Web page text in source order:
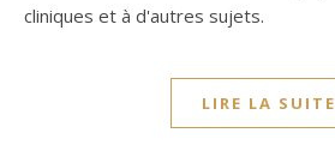
cliniques et à d'autres sujets.
LIRE LA SUITE